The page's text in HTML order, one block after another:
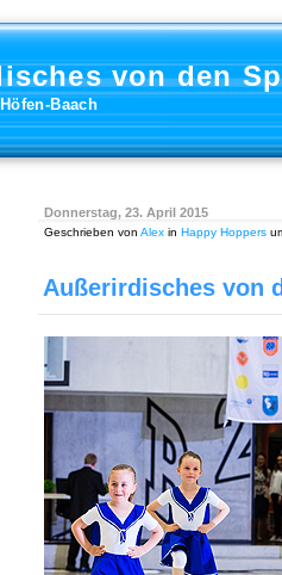
von den
Baach
Donnerstag, 23. April 2015
Geschrieben von Alex in Happy Hoppers
Außerirdisches von